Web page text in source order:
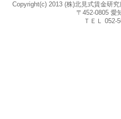
Copyright(c) 2013 (株)北見式賃金研
〒452-0805 愛
ＴＥＬ 052-